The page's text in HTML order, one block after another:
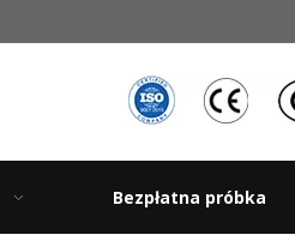
Bezpłatna próbka